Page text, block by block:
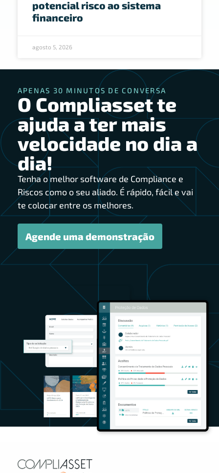
potencial risco ao sistema
financeiro
agosto 5, 2026
APENAS 30 MINUTOS DE CONVERSA
O Compliasset te
ajuda a ter mais
velocidade no dia a
dia!
Tenha o melhor software de Compliance e
Riscos como o seu aliado. É rápido, fácil e vai
te colocar entre os melhores.
Agende uma demonstração